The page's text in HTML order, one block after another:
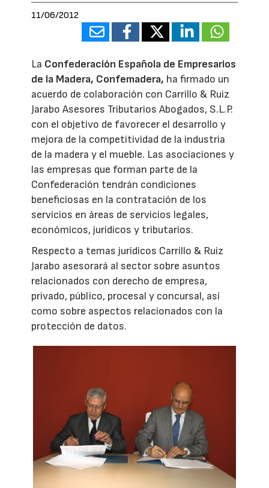
11/06/2012
La Confederación Española de Empresarios
de la Madera, Confemadera, ha firmado un
acuerdo de colaboración con Carrillo & Ruiz
Jarabo Asesores Tributarios Abogados, S.L.P.
con el objetivo de favorecer el desarrollo y
mejora de la competitividad de la industria
de la madera y el mueble. Las asociaciones y
las empresas que forman parte de la
Confederación tendrán condiciones
beneficiosas en la contratación de los
servicios en áreas de servicios legales,
económicos, jurídicos y tributarios.
Respecto a temas jurídicos Carrillo & Ruiz
Jarabo asesorará al sector sobre asuntos
relacionados con derecho de empresa,
privado, público, procesal y concursal, así
como sobre aspectos relacionados con la
protección de datos.